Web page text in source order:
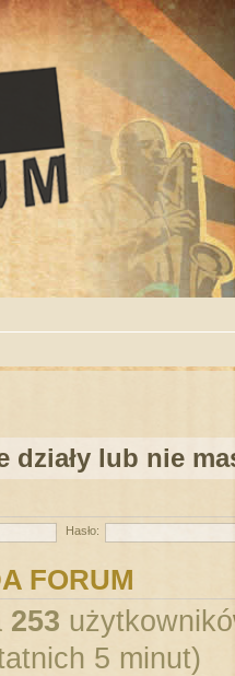
działy lub nie
Hasło:
FORUM
253
5 minut)